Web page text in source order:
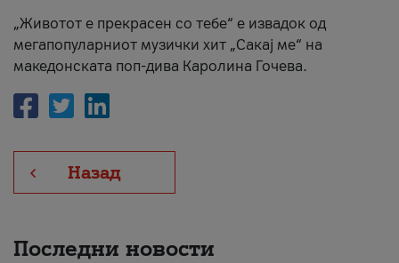
„Животот е прекрасен со тебе“ е извадок од
мегапопуларниот музички хит „Сакај ме“ на
македонската поп-дива Каролина Гочева.
Назад
Последни новости